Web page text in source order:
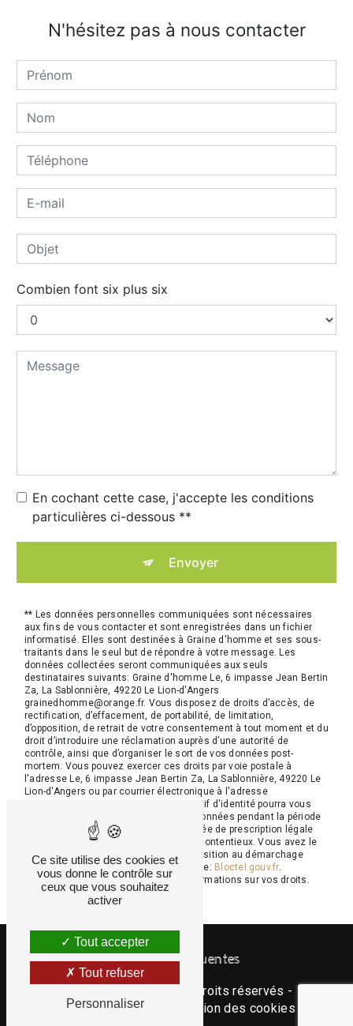
N'hésitez pas à nous contacter
Combien font six plus six
En cochant cette case, j'accepte les conditions
particulières ci-dessous **
Envoyer
** Les données personnelles communiquées sont nécessaires
aux fins de vous contacter et sont enregistrées dans un fichier
informatisé. Elles sont destinées à Graine d'homme et ses sous-
traitants dans le seul but de répondre à votre message. Les
données collectées seront communiquées aux seuls
destinataires suivants: Graine d'homme Le, 6 impasse Jean Bertin
Za, La Sablonnière, 49220 Le Lion-d'Angers
grainedhomme@orange.fr. Vous disposez de droits d’accès, de
rectification, d’effacement, de portabilité, de limitation,
d’opposition, de retrait de votre consentement à tout moment et du
droit d’introduire une réclamation auprès d’une autorité de
contrôle, ainsi que d’organiser le sort de vos données post-
mortem. Vous pouvez exercer ces droits par voie postale à
l'adresse Le, 6 impasse Jean Bertin Za, La Sablonnière, 49220 Le
Lion-d'Angers ou par courrier électronique à l'adresse
grainedhomme@orange.fr. Un justificatif d'identité pourra vous
être demandé. Nous conservons vos données pendant la période
de prise de contact puis pendant la durée de prescription légale
aux fins probatoires et de gestion des contentieux. Vous avez le
droit de vous inscrire sur la liste d'opposition au démarchage
téléphonique, disponible à cette adresse: Bloctel.gouv.fr.
Consultez le site cnil.fr pour plus d’informations sur vos droits.
Recherches fréquentes
- 2026 - Tous droits réservés -
Mentions légales
Gestion des cookies
Ce site utilise des cookies et
vous donne le contrôle sur
ceux que vous souhaitez
activer
Tout accepter
Tout refuser
Personnaliser